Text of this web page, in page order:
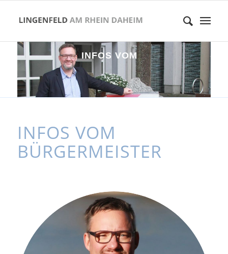
INFOS VOM
BÜ E RMEI TE
INFOS VOM
BÜRGERMEISTER